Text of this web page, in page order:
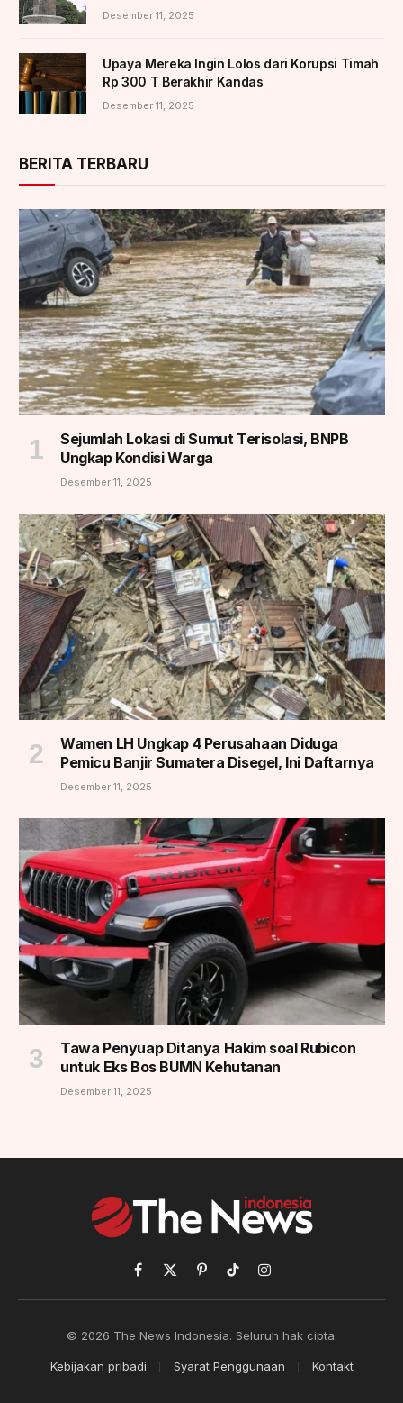
Desember 11, 2025
Upaya Mereka Ingin Lolos dari Korupsi Timah
Rp 300 T Berakhir Kandas
Desember 11, 2025
BERITA TERBARU
Sejumlah Lokasi di Sumut Terisolasi, BNPB
Ungkap Kondisi Warga
Desember 11, 2025
Wamen LH Ungkap 4 Perusahaan Diduga
Pemicu Banjir Sumatera Disegel, Ini Daftarnya
Desember 11, 2025
Tawa Penyuap Ditanya Hakim soal Rubicon
untuk Eks Bos BUMN Kehutanan
Desember 11, 2025
Facebook
X
(Twitter)
PinterestTikTokInstagram
© 2026 The News Indonesia. Seluruh hak cipta.
Kebijakan pribadi Syarat Penggunaan Kontakt